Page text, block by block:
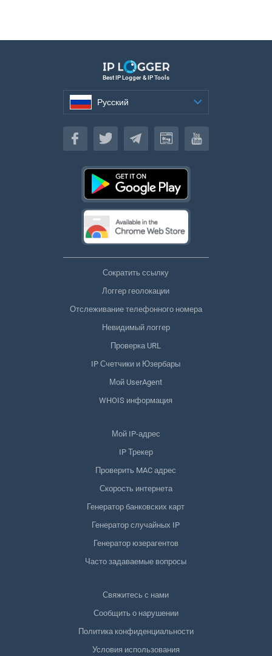
Best IP Logger & IP Tools
Русский
Русский
Сократить ссылку
Логгер геолокации
Отслеживание телефонного номера
Невидимый логгер
Проверка URL
IP Счетчики и Юзербары
Мой UserAgent
WHOIS информация
Мой IP-адрес
IP Трекер
Проверить MAC адрес
Скорость интернета
Генератор банковских карт
Генератор случайных IP
Генератор юзерагентов
Часто задаваемые вопросы
Свяжитесь с нами
Сообщить о нарушении
Политика конфиденциальности
Условия использования